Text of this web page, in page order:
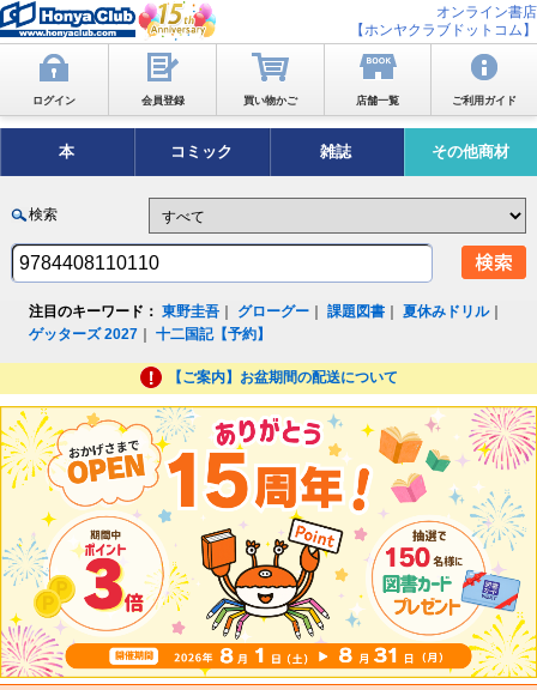
オンライン書店
【ホンヤクラブドットコム】
ログイン 会員登録 買い物かご 店舗一覧 ご利用ガイド
本 コミック 雑誌 その他商材
検索
注目のキーワード： 東野圭吾 グローグー ｜課題図書 ｜夏休みドリル｜
ゲッターズ 2027 ｜十二国記【予約】
【ご案内】お盆期間の配送について